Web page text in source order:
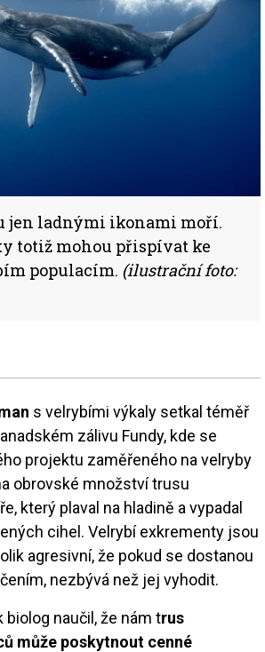
jen ladnými ikonami moří.
totiž mohou přispívat ke
populacím. (ilustrační foto:
s velrybími výkaly setkal téměř
zálivu Fundy, kde se
projektu zaměřeného na velryby
obrovské množství trusu
který plaval na hladině a vypadal
cihel. Velrybí exkrementy jsou
agresivní, že pokud se dostanou
nezbývá než jej vyhodit.
biolog naučil, že nám trus
může poskytnout cenné